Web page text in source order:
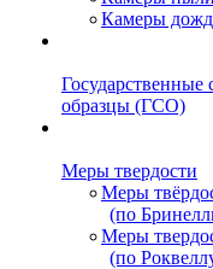
Камеры
Государственные
образцы (ГСО)
Меры твердости
Меры
(по
Меры
(по